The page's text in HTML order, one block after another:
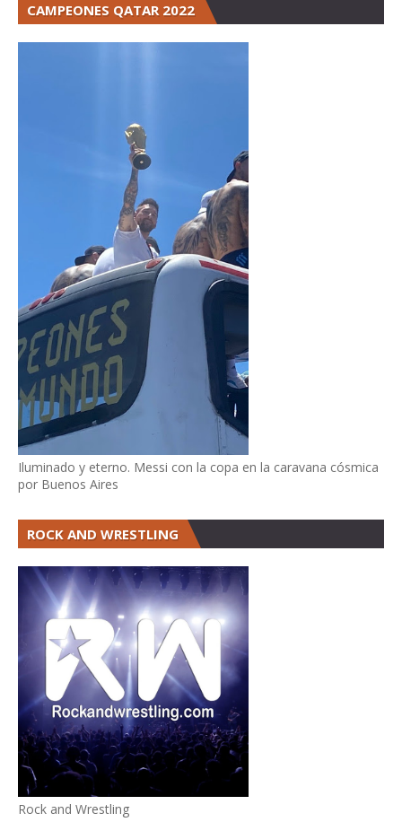
CAMPEONES QATAR 2022
Iluminado y eterno. Messi con la copa en la caravana cósmica
por Buenos Aires
ROCK AND WRESTLING
Rock and Wrestling